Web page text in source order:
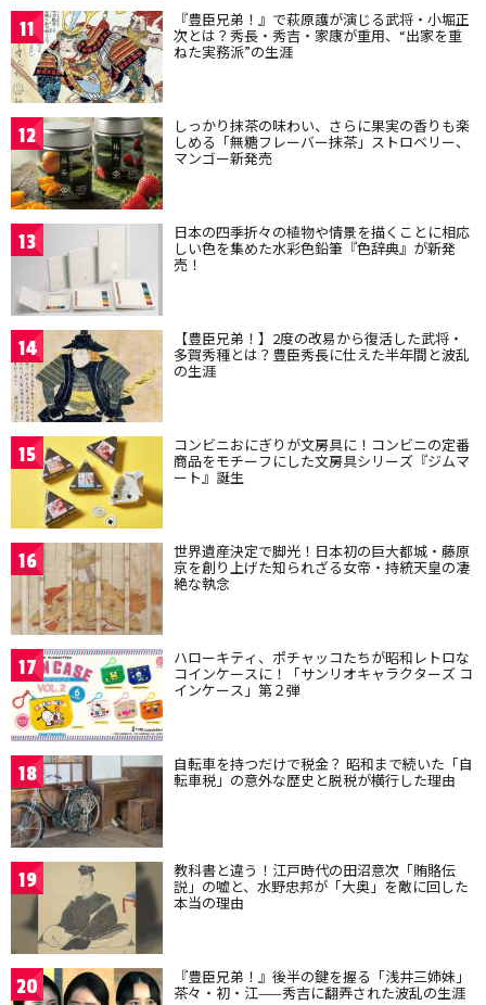
11 『豊臣兄弟！』で萩原護が演じる武将・小堀正
次とは？秀長・秀吉・家康が重用、“出家を重
ねた実務派”の生涯
12 しっかり抹茶の味わい、さらに果実の香りも楽
しめる「無糖フレーバー抹茶」ストロベリー、
マンゴー新発売
13 日本の四季折々の植物や情景を描くことに相応
しい色を集めた水彩色鉛筆『色辞典』が新発
売！
14 【豊臣兄弟！】2度の改易から復活した武将・
多賀秀種とは？豊臣秀長に仕えた半年間と波乱
の生涯
15 コンビニおにぎりが文房具に！コンビニの定番
商品をモチーフにした文房具シリーズ『ジムマ
ート』誕生
16 世界遺産決定で脚光！日本初の巨大都城・藤原
京を創り上げた知られざる女帝・持統天皇の凄
絶な執念
17 ハローキティ、ポチャッコたちが昭和レトロな
コインケースに！「サンリオキャラクターズ コ
インケース」第２弾
18 自転車を持つだけで税金？ 昭和まで続いた「自
転車税」の意外な歴史と脱税が横行した理由
19 教科書と違う！江戸時代の田沼意次「賄賂伝
説」の嘘と、水野忠邦が「大奥」を敵に回した
本当の理由
20 『豊臣兄弟！』後半の鍵を握る「浅井三姉妹」
茶々・初・江——秀吉に翻弄された波乱の生涯